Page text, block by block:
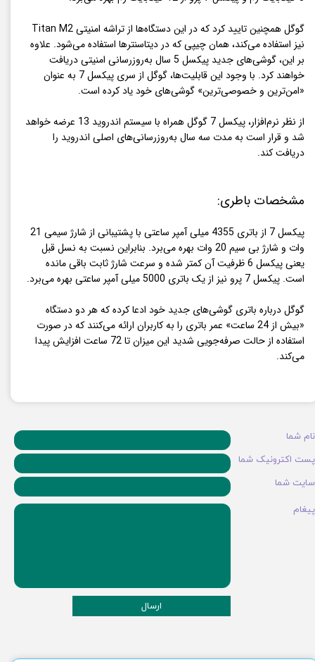
گوگل همچنین تایید کرد که در این دستگاه‌ها از تراشه امنیتی Titan M2
نیز استفاده می‌کند، همان چیپی که در دیتاسنترها استفاده می‌شود. علاوه
بر این، گوشی‌های جدید پیکسل 5 سال به‌روزرسانی امنیتی دریافت
خواهند کرد. با وجود این قابلیت‌ها، گوگل از سری پیکسل 7 به عنوان
«امن‌ترین و خصوصی‌ترین» گوشی‌های خود یاد کرده است.
از نظر نرم‌افزار، پیکسل 7 گوگل همراه با سیستم اندروید 13 عرضه خواهد
شد و قرار است به مدت سه سال به‌روزرسانی‌های اصلی اندروید را
دریافت کند.
مشخصات باطری:
پیکسل‌ 7 از باتری 4355 میلی آمپر ساعتی با پشتیبانی از شارژ سیمی 21
وات و شارژ بی سیم 20 وات بهره می‌برد. بنابراین نسبت به نسل قبل
یعنی پیکسل 6 ظرفیت آن کمتر شده و سرعت شارژ ثابت باقی مانده
است. پیکسل‌ 7 پرو نیز از یک باتری 5000 میلی آمپر ساعتی بهره می‌برد.
گوگل درباره باتری گوشی‌های جدید خود ادعا کرده که هر دو دستگاه
«بیش از 24 ساعت» عمر باتری را به کاربران ارائه می‌کنند که در صورت
استفاده از حالت صرفه‌جویی شدید این میزان تا 72 ساعت افزایش پیدا
می‌کند.
نام شما
پست اکترونیک شما
سایت شما
پیغام
ارسال